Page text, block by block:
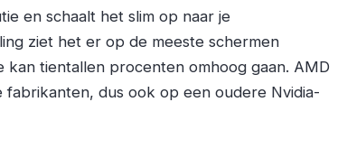
en schaalt het slim op naar je
ziet het er op de meeste schermen
kan tientallen procenten omhoog gaan. AMD
dus ook op een oudere Nvidia-